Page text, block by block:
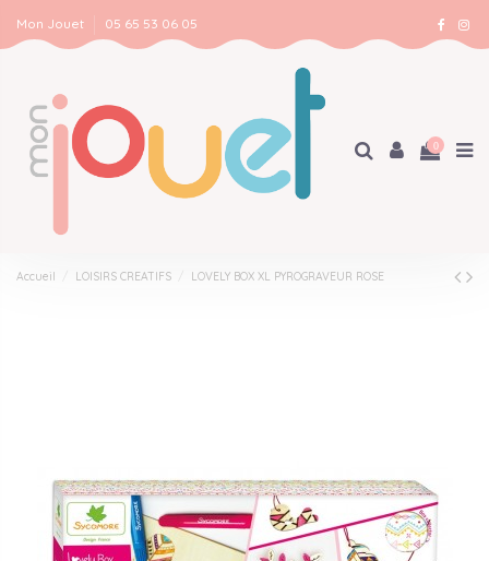
Mon Jouet 05 65 53 06 05
0
Accueil LOISIRS CREATIFS LOVELY BOX XL PYROGRAVEUR ROSE